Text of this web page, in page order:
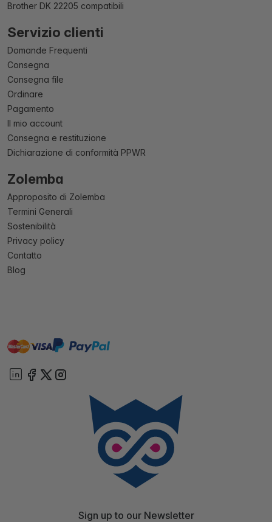
Brother DK 22205 compatibili
Servizio clienti
Domande Frequenti
Consegna
Consegna file
Ordinare
Pagamento
Il mio account
Consegna e restituzione
Dichiarazione di conformità PPWR
Zolemba
Approposito di Zolemba
Termini Generali
Sostenibilità
Privacy policy
Contatto
Blog
mastervisa paypal
Sign up to our Newsletter